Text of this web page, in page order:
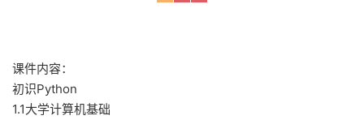
课件内容：
初识Python
1.1大学计算机基础